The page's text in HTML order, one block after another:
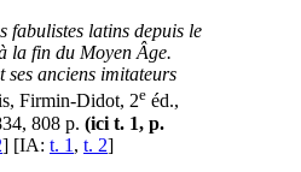
fabulistes latins depuis le
la fin du Moyen Âge.
ses anciens imitateurs
Firmin-Didot, 2e éd.,
808 p. (ici t. 1, p.
] [IA: t. 1 , t. 2]